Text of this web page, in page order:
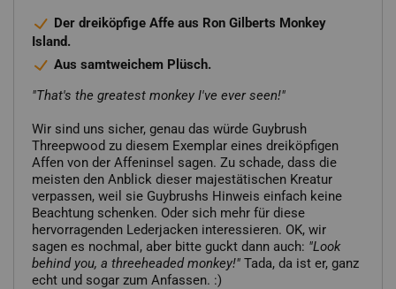
Der dreiköpfige Affe aus Ron Gilberts Monkey
Island.
Aus samtweichem Plüsch.
"That's the greatest monkey I've ever seen!"
Wir sind uns sicher, genau das würde Guybrush
Threepwood zu diesem Exemplar eines dreiköpfigen
Affen von der Affeninsel sagen. Zu schade, dass die
meisten den Anblick dieser majestätischen Kreatur
verpassen, weil sie Guybrushs Hinweis einfach keine
Beachtung schenken. Oder sich mehr für diese
hervorragenden Lederjacken interessieren. OK, wir
sagen es nochmal, aber bitte guckt dann auch: "Look
behind you, a threeheaded monkey!" Tada, da ist er, ganz
echt und sogar zum Anfassen. :)